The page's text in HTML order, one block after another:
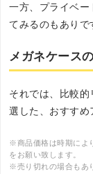
一方、プライベー
てみるのもありで
メガネケース
それでは、比較
選した、おすすめ
※商品価格は時期によ
をお願い致します。
※売り切れの場合もあ